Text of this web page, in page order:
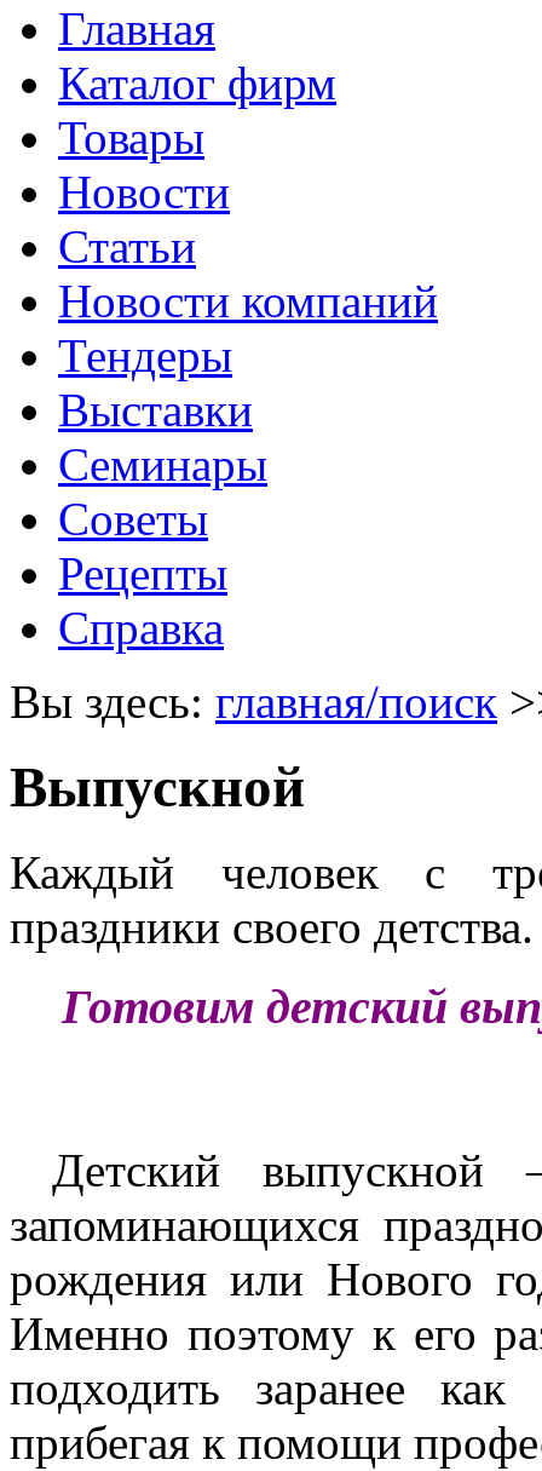
Главная
Каталог фирм
Товары
Новости
Статьи
Новости компаний
Тендеры
Выставки
Семинары
Советы
Рецепты
Справка
Вы здесь: главная/поиск
Выпускной
Каждый человек с
праздники своего детства.
Готовим детский
Детский
запоминающихся
рождения или Нового
Именно поэтому к его
подходить заранее
прибегая к помощи